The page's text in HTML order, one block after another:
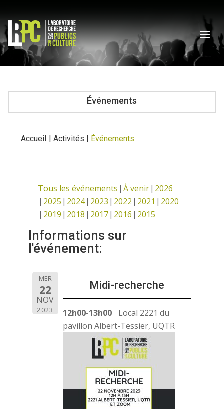
Événements
Accueil | Activités | Événements
Tous les événements À venir 2026
2025 2024 2023 2022 2021
2020
2019 2018 2017 2016 2015
Informations sur
l'événement:
MER
22
NOV
2023
Midi-recherche
12h00-13h00
Local 2221 du
pavillon Albert-Tessier, UQTR